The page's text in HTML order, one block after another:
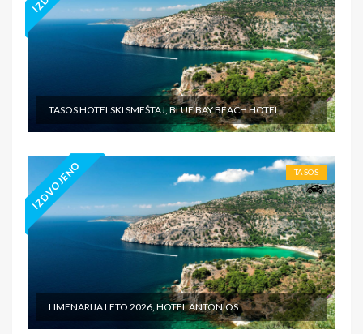
TASOS HOTELSKI SMEŠTAJ, BLUE BAY BEACH HOTEL
IZDVOJENO TASOS
LIMENARIJA LETO 2026, HOTEL ANTONIOS